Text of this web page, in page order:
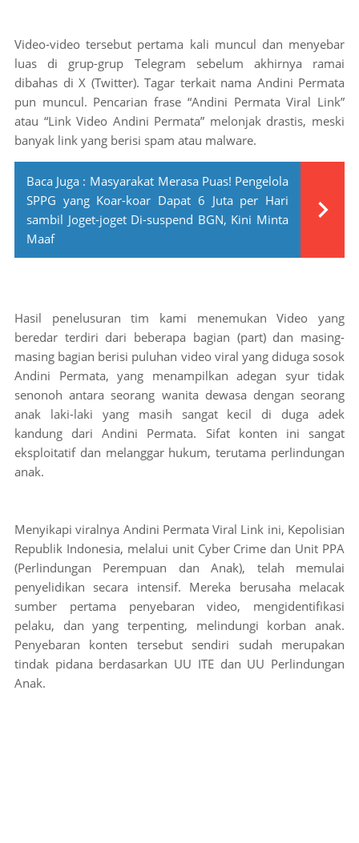
Video-video tersebut pertama kali muncul dan menyebar
luas di grup-grup Telegram sebelum akhirnya ramai
dibahas di X (Twitter). Tagar terkait nama Andini Permata
pun muncul. Pencarian frase “Andini Permata Viral Link”
atau “Link Video Andini Permata” melonjak drastis, meski
banyak link yang berisi spam atau malware.
Baca Juga : Masyarakat Merasa Puas! Pengelola
SPPG yang Koar-koar Dapat 6 Juta per Hari
sambil Joget-joget Di-suspend BGN, Kini Minta
Maaf
Hasil penelusuran tim kami menemukan Video yang
beredar terdiri dari beberapa bagian (part) dan masing-
masing bagian berisi puluhan video viral yang diduga sosok
Andini Permata, yang menampilkan adegan syur tidak
senonoh antara seorang wanita dewasa dengan seorang
anak laki-laki yang masih sangat kecil di duga adek
kandung dari Andini Permata. Sifat konten ini sangat
eksploitatif dan melanggar hukum, terutama perlindungan
anak.
Menyikapi viralnya Andini Permata Viral Link ini, Kepolisian
Republik Indonesia, melalui unit Cyber ​​Crime dan Unit PPA
(Perlindungan Perempuan dan Anak), telah memulai
penyelidikan secara intensif. Mereka berusaha melacak
sumber pertama penyebaran video, mengidentifikasi
pelaku, dan yang terpenting, melindungi korban anak.
Penyebaran konten tersebut sendiri sudah merupakan
tindak pidana berdasarkan UU ITE dan UU Perlindungan
Anak.